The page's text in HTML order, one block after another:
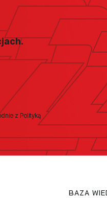
z Polityką
BAZA